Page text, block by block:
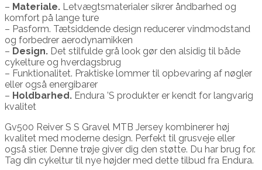
– Materiale. Letvægtsmaterialer sikrer åndbarhed og
komfort på lange ture
– Pasform. Tætsiddende design reducerer vindmodstand
og forbedrer aerodynamikken
– Design. Det stilfulde grå look gør den alsidig til både
cykelture og hverdagsbrug
– Funktionalitet. Praktiske lommer til opbevaring af nøgler
eller også energibarer
– Holdbarhed. Endura ’S produkter er kendt for langvarig
kvalitet
Gv500 Reiver S S Gravel MTB Jersey kombinerer høj
kvalitet med moderne design. Perfekt til grusveje eller
også stier. Denne trøje giver dig den støtte. Du har brug for.
Tag din cykeltur til nye højder med dette tilbud fra Endura.